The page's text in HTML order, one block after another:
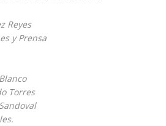
Reyes
y Prensa
Torres